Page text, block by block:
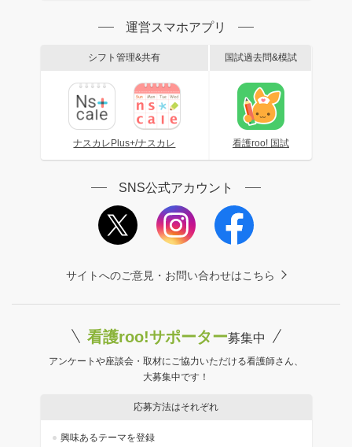
運営スマホアプリ
シフト管理&共有
ナスカレPlus+/ナスカレ
国試過去問&模試
看護roo! 国試
SNS公式アカウント
サイトへのご意見・お問い合わせはこちら
看護roo!サポーター募集中
アンケートや座談会・取材にご協力いただける看護師さん、
大募集中です！
応募方法はそれぞれ
興味あるテーマを登録